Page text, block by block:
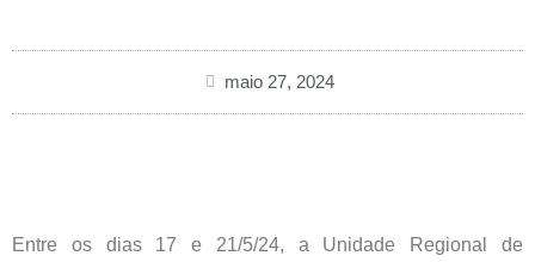
maio 27, 2024
Entre os dias 17 e 21/5/24, a Unidade Regional de